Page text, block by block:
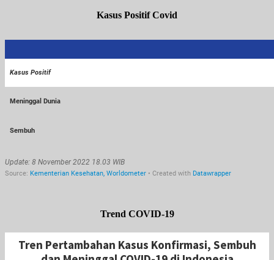
Kasus Positif Covid
Trend COVID-19